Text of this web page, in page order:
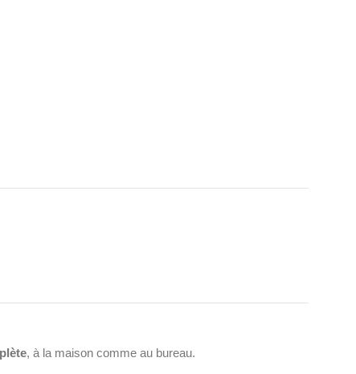
, à la maison comme au bureau.